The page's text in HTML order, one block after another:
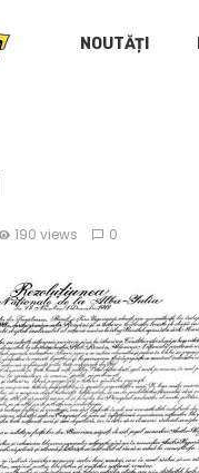
NOUTĂȚI
190 views 0